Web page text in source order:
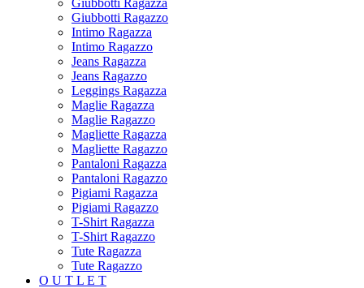
Giubbotti Ragazzo
Intimo Ragazza
Intimo Ragazzo
Jeans Ragazza
Jeans Ragazzo
Leggings Ragazza
Maglie Ragazza
Maglie Ragazzo
Magliette Ragazza
Magliette Ragazzo
Pantaloni Ragazza
Pantaloni Ragazzo
Pigiami Ragazza
Pigiami Ragazzo
T-Shirt Ragazza
T-Shirt Ragazzo
Tute Ragazza
Tute Ragazzo
O U T L E T